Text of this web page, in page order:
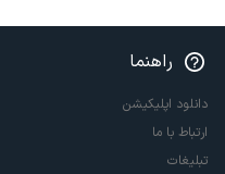
راهنما
دانلود اپلیکیشن
ارتباط با ما
تبلیغات